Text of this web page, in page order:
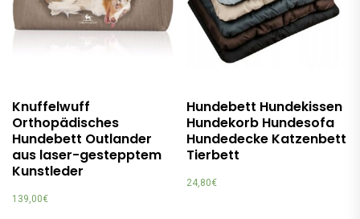
Knuffelwuff
Orthopädisches
Hundebett Outlander
aus laser-gestepptem
Kunstleder
139,00€
Hundebett Hundekissen
Hundekorb Hundesofa
Hundedecke Katzenbett
Tierbett
24,80€